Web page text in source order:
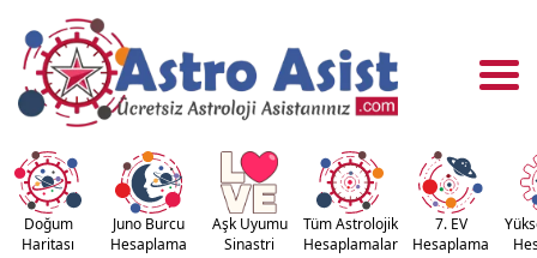
Doğum
Haritası
Juno Burcu
Hesaplama
Aşk Uyumu
Sinastri
Tüm Astrolojik
Hesaplamalar
7. EV
Hesaplama